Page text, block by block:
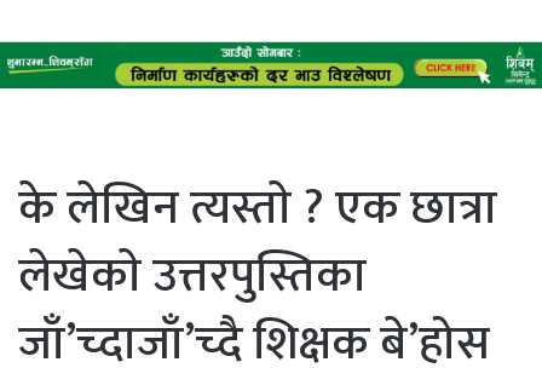
के लेखिन त्यस्ताे ? एक छात्रा
लेखेकाे उत्तरपुस्तिका
जाँ’च्दाजाँ’च्दै शिक्षक बे’होस